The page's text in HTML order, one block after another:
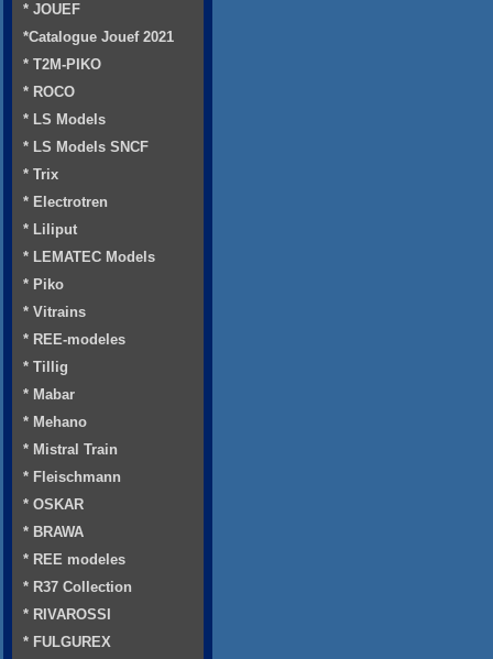
* JOUEF
*Catalogue Jouef 2021
* T2M-PIKO
* ROCO
* LS Models
* LS Models SNCF
* Trix
* Electrotren
* Liliput
* LEMATEC Models
* Piko
* Vitrains
* REE-modeles
* Tillig
* Mabar
* Mehano
* Mistral Train
* Fleischmann
* OSKAR
* BRAWA
* REE modeles
* R37 Collection
* RIVAROSSI
* FULGUREX